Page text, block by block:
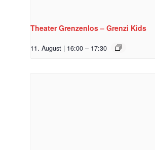
Theater Grenzenlos – Grenzi Kids
11. August | 16:00 – 17:30